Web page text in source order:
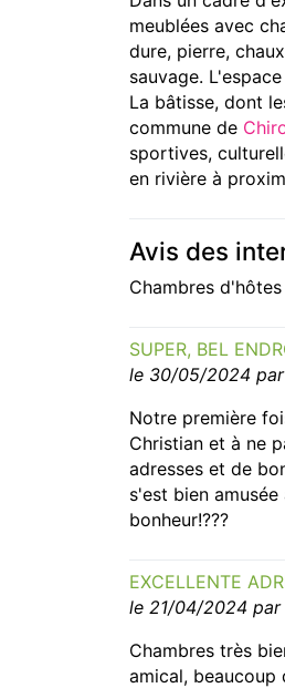
meublées avec
dure, pierre,
sauvage.
La bâtisse, dont
commune de
sportives,
en rivière à
Avis des
Chambres
SUPER, BEL
le 30/05/2024 par
Notre première
Christian et à ne
adresses et de
s'est bien
bonheur!???
EXCELLENTE
le 21/04/2024 par
Chambres très
amical, beaucoup